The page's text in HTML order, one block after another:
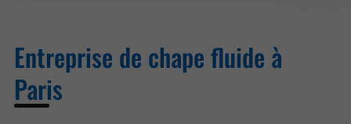
Entreprise de chape fluide à
Paris